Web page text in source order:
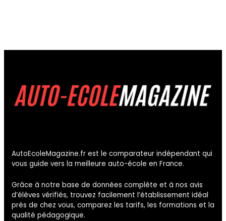
AutoEcoleMagazine.fr est le comparateur indépendant qui
vous guide vers la meilleure auto-école en France.
Grâce à notre base de données complète et à nos avis
d’élèves vérifiés, trouvez facilement l’établissement idéal
près de chez vous, comparez les tarifs, les formations et la
qualité pédagogique.